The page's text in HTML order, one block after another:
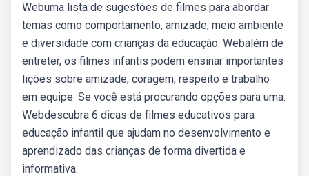
Webuma lista de sugestões de filmes para abordar
temas como comportamento, amizade, meio ambiente
e diversidade com crianças da educação. Webalém de
entreter, os filmes infantis podem ensinar importantes
lições sobre amizade, coragem, respeito e trabalho
em equipe. Se você está procurando opções para uma.
Webdescubra 6 dicas de filmes educativos para
educação infantil que ajudam no desenvolvimento e
aprendizado das crianças de forma divertida e
informativa.